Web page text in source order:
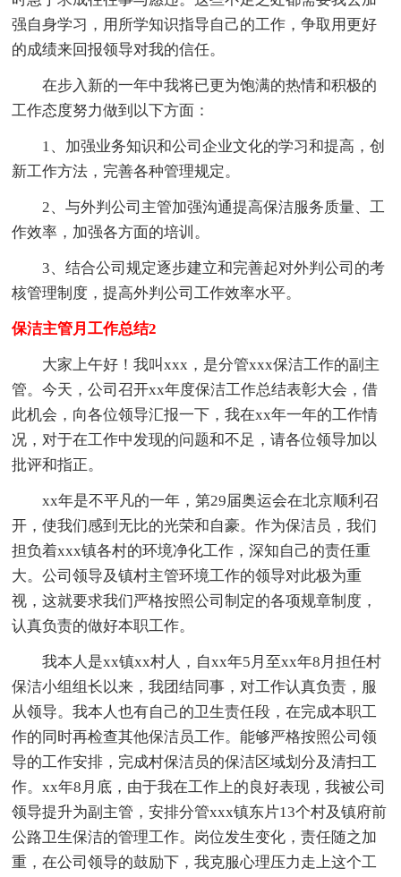
强自身学习，用所学知识指导自己的工作，争取用更好
的成绩来回报领导对我的信任。
在步入新的一年中我将已更为饱满的热情和积极的
工作态度努力做到以下方面：
1、加强业务知识和公司企业文化的学习和提高，创
新工作方法，完善各种管理规定。
2、与外判公司主管加强沟通提高保洁服务质量、工
作效率，加强各方面的培训。
3、结合公司规定逐步建立和完善起对外判公司的考
核管理制度，提高外判公司工作效率水平。
保洁主管月工作总结2
大家上午好！我叫xxx，是分管xxx保洁工作的副主
管。今天，公司召开xx年度保洁工作总结表彰大会，借
此机会，向各位领导汇报一下，我在xx年一年的工作情
况，对于在工作中发现的问题和不足，请各位领导加以
批评和指正。
xx年是不平凡的一年，第29届奥运会在北京顺利召
开，使我们感到无比的光荣和自豪。作为保洁员，我们
担负着xxx镇各村的环境净化工作，深知自己的责任重
大。公司领导及镇村主管环境工作的领导对此极为重
视，这就要求我们严格按照公司制定的各项规章制度，
认真负责的做好本职工作。
我本人是xx镇xx村人，自xx年5月至xx年8月担任村
保洁小组组长以来，我团结同事，对工作认真负责，服
从领导。我本人也有自己的卫生责任段，在完成本职工
作的同时再检查其他保洁员工作。能够严格按照公司领
导的工作安排，完成村保洁员的保洁区域划分及清扫工
作。xx年8月底，由于我在工作上的良好表现，我被公司
领导提升为副主管，安排分管xxx镇东片13个村及镇府前
公路卫生保洁的管理工作。岗位发生变化，责任随之加
重，在公司领导的鼓励下，我克服心理压力走上这个工